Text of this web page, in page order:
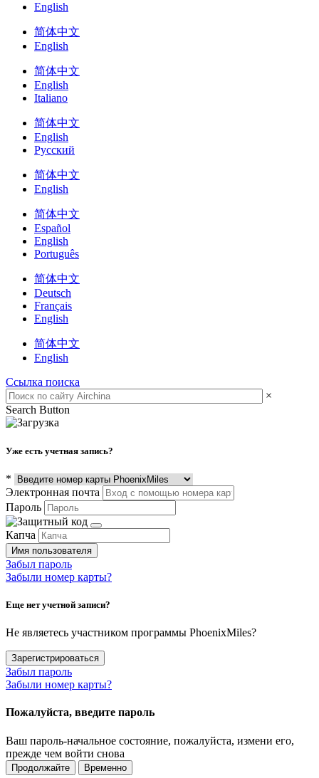
English
简体中文
English
简体中文
English
Italiano
简体中文
English
Русский
简体中文
English
简体中文
Español
English
Português
简体中文
Deutsch
Français
English
简体中文
English
Ссылка поиска
×
Search Button
Уже есть учетная запись?
*
Электронная почта
Пароль
Капча
Имя пользователя
Забыл пароль
Забыли номер карты?
Еще нет учетной записи?
Не являетесь участником программы PhoenixMiles?
Зарегистрироваться
Забыл пароль
Забыли номер карты?
Пожалуйста, введите пароль
Ваш пароль-начальное состояние, пожалуйста, измени его,
прежде чем войти снова
Продолжайте Временно